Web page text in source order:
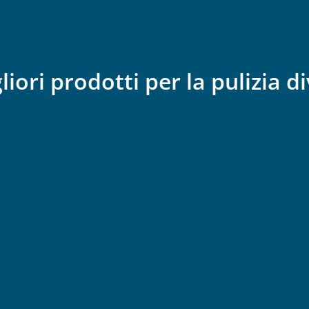
prodotti per la pulizia